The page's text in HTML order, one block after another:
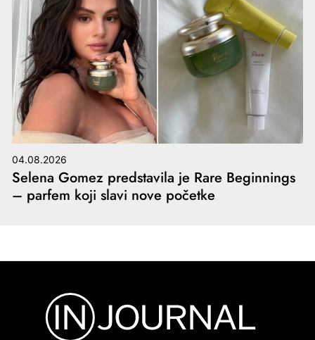
04.08.2026
Selena Gomez predstavila je Rare Beginnings
– parfem koji slavi nove početke